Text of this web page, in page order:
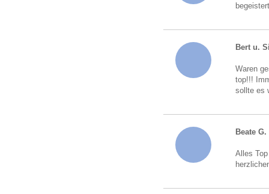
Bert u.
Waren
top!!!
sollte es
Beate G.
Alles